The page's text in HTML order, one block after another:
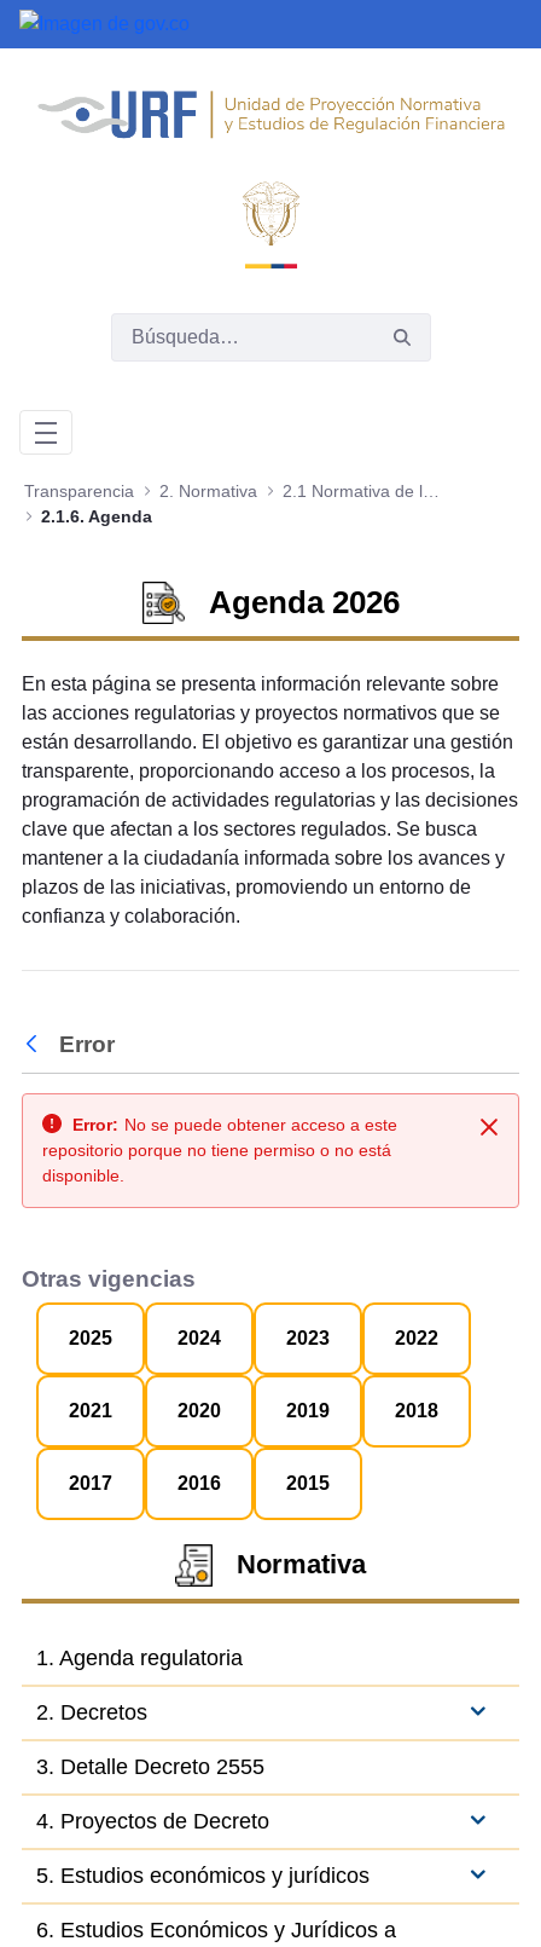
Saltar al contenido principal
Transparencia 2. Normativa
2.1 Normativa de la entidad o autoridad
2.1.6. Agenda
Agenda 2026
En esta página se presenta información relevante sobre
las acciones regulatorias y proyectos normativos que se
están desarrollando. El objetivo es garantizar una gestión
transparente, proporcionando acceso a los procesos, la
programación de actividades regulatorias y las decisiones
clave que afectan a los sectores regulados. Se busca
mantener a la ciudadanía informada sobre los avances y
plazos de las iniciativas, promoviendo un entorno de
confianza y colaboración.
Atrás
Error
Error: No se puede obtener acceso a este
repositorio porque no tiene permiso o no está
disponible.
Otras vigencias
2025 2024 2023 2022
2021 2020 2019 2018
2017 2016 2015
Normativa
1. Agenda regulatoria
2. Decretos
3. Detalle Decreto 2555
4. Proyectos de Decreto
5. Estudios económicos y jurídicos
6. Estudios Económicos y Jurídicos a